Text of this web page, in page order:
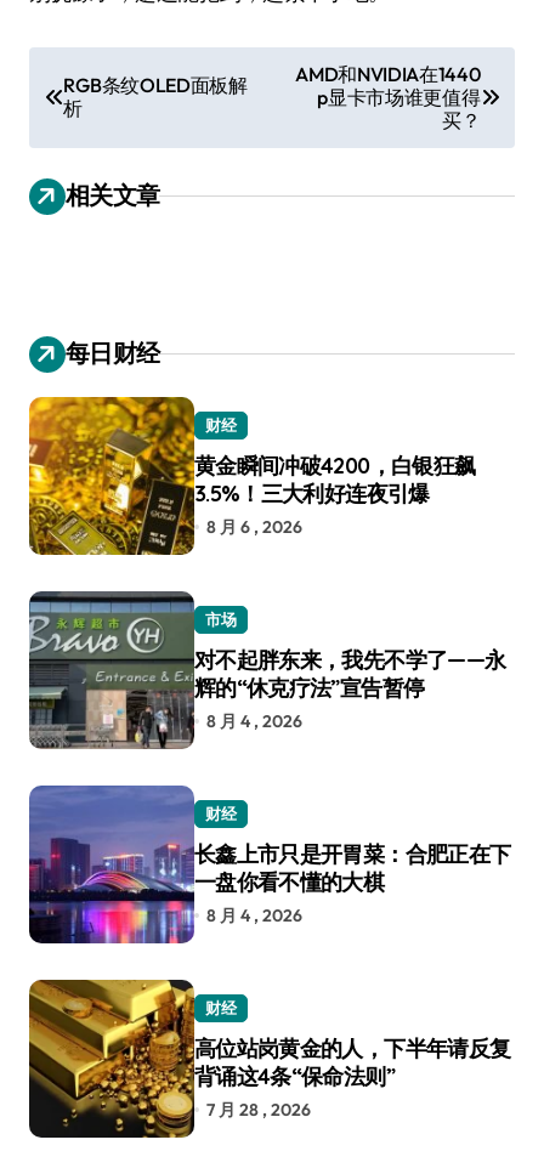
章
导
航
RGB条纹OLED面板解
析
AMD和NVIDIA在1440
p显卡市场谁更值得
买？
相关文章
每日财经
财经
黄金瞬间冲破4200，白银狂飙
3.5%！三大利好连夜引爆
8 月 6 , 2026
市场
对不起胖东来，我先不学了——永
辉的“休克疗法”宣告暂停
8 月 4 , 2026
财经
长鑫上市只是开胃菜：合肥正在下
一盘你看不懂的大棋
8 月 4 , 2026
财经
高位站岗黄金的人，下半年请反复
背诵这4条“保命法则”
7 月 28 , 2026